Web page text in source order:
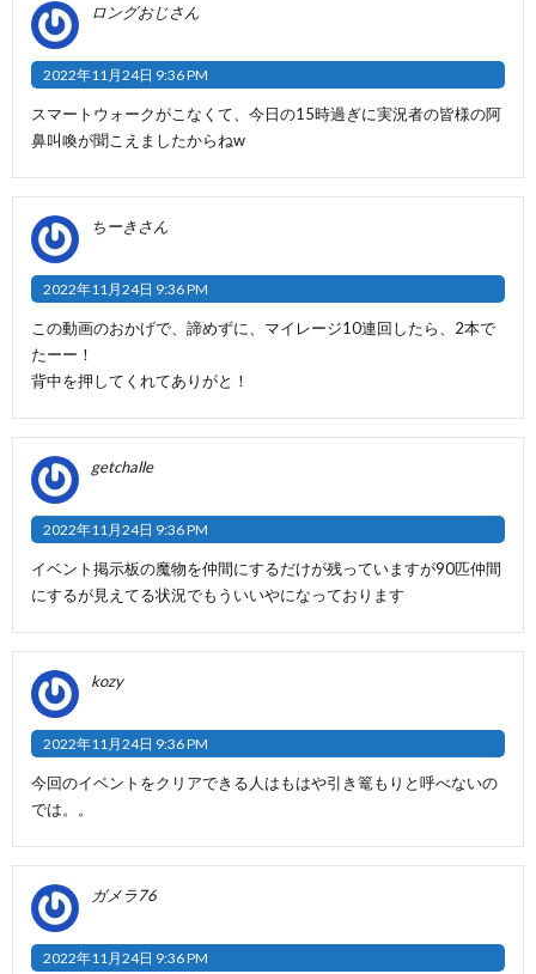
ロングおじさん
2022年11月24日 9:36 PM
スマートウォークがこなくて、今日の15時過ぎに実況者の皆様の阿
鼻叫喚が聞こえましたからねw
ちーきさん
2022年11月24日 9:36 PM
この動画のおかげで、諦めずに、マイレージ10連回したら、2本で
たーー！
背中を押してくれてありがと！
getchalle
2022年11月24日 9:36 PM
イベント掲示板の魔物を仲間にするだけが残っていますが90匹仲間
にするが見えてる状況でもういいやになっております
kozy
2022年11月24日 9:36 PM
今回のイベントをクリアできる人はもはや引き篭もりと呼べないの
では。。
ガメラ76
2022年11月24日 9:36 PM